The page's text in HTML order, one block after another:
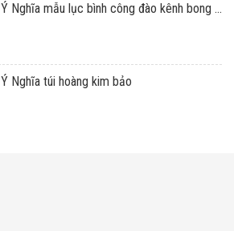
Ý Nghĩa mẫu lục bình công đào kênh bong ...
Ý Nghĩa túi hoàng kim bảo